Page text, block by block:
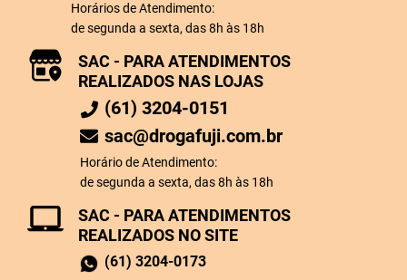
Horários de Atendimento:
de segunda a sexta, das 8h às 18h
SAC - PARA ATENDIMENTOS
REALIZADOS NO SITE
(61) 3204-0173
SAC - PARA ATENDIMENTOS
REALIZADOS NAS LOJAS
(61) 3204-0151
sac@drogafuji.com.br
Horário de Atendimento:
de segunda a sexta, das 8h às 18h